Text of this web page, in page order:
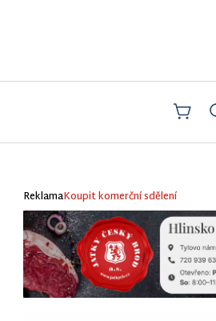
ReklamaKoupit komerční sdělení